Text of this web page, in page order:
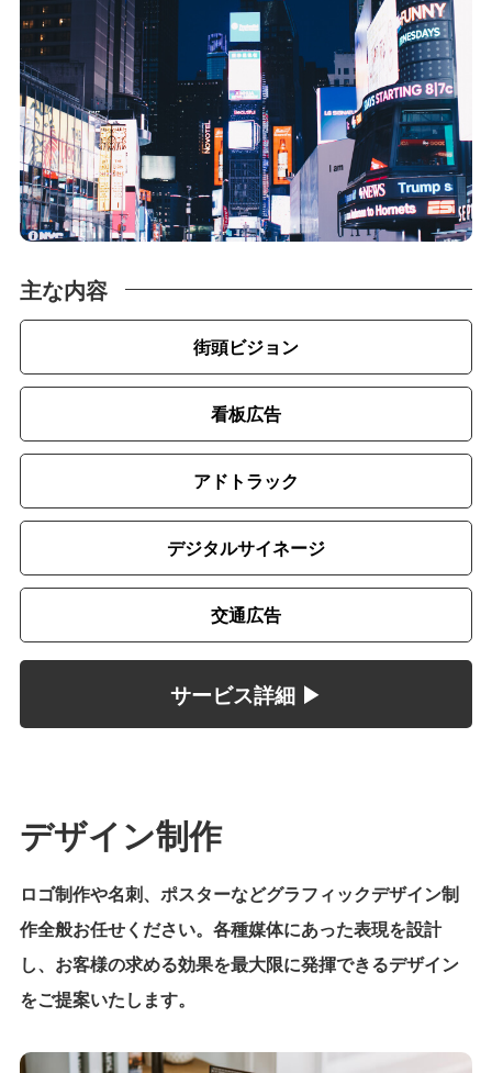
主な内容
街頭ビジョン
看板広告
アドトラック
デジタルサイネージ
交通広告
サービス詳細 ▶︎
デザイン制作
ロゴ制作や名刺、ポスターなどグラフィックデザイン制
作全般お任せください。各種媒体にあった表現を設計
し、お客様の求める効果を最大限に発揮できるデザイン
をご提案いたします。